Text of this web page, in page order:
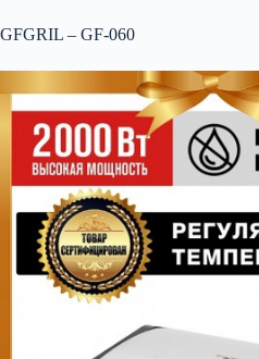
GFGRIL – GF-060